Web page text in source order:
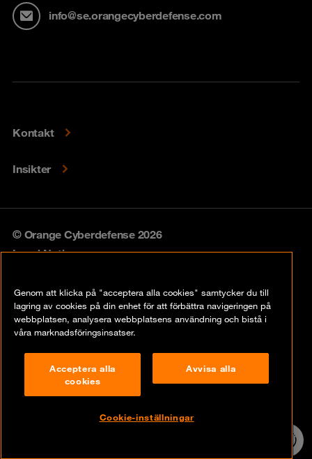
info@se.orangecyberdefense.com
Kontakt
Insikter
© Orange Cyberdefense 2026
Legal Notice
Vulnerability policy
Compliance
Genom att klicka på "acceptera alla cookies" samtycker du till
lagring av cookies på din enhet för att förbättra navigeringen på
webbplatsen, analysera webbplatsens användning och bistå i
våra marknadsföringsinsatser.
Acceptera alla
cookies
Avvisa alla
Cookie-inställningar